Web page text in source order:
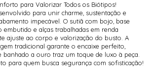
para Valorizar Todos os Biótipos!
para unir charme, sustentação e
impecável. O sutiã com bojo, base
embutido e alças trabalhadas em renda
ajuste ao corpo e valorização do busto. A
tradicional garante o encaixe perfeito,
a ouro traz um toque de luxo à peça.
para quem busca segurança com sofisticação!